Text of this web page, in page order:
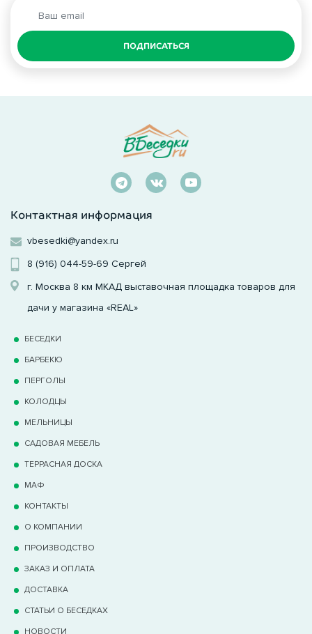
ПОДПИСАТЬСЯ
Контактная информация
vbesedki@yandex.ru
8 (916) 044-59-69 Сергей
г. Москва 8 км МКАД выставочная площадка товаров для
дачи у магазина «REAL»
БЕСЕДКИ
БАРБЕКЮ
ПЕРГОЛЫ
КОЛОДЦЫ
МЕЛЬНИЦЫ
САДОВАЯ МЕБЕЛЬ
ТЕРРАCНАЯ ДОСКА
МАФ
КОНТАКТЫ
О КОМПАНИИ
ПРОИЗВОДСТВО
ЗАКАЗ И ОПЛАТА
ДОСТАВКА
СТАТЬИ О БЕСЕДКАХ
НОВОСТИ